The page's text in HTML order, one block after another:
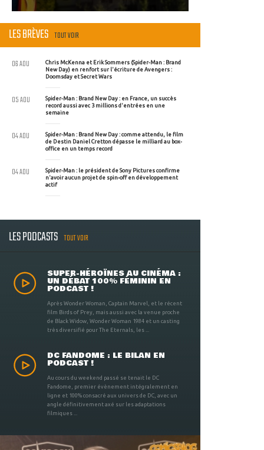
LES BRÈVES TOUT VOIR
Chris McKenna et Erik Sommers (Spider-Man : Brand
New Day) en renfort sur l'écriture de Avengers :
Doomsday et Secret Wars
06 AOU
Spider-Man : Brand New Day : en France, un succès
record aussi avec 3 millions d'entrées en une
semaine
05 AOU
Spider-Man : Brand New Day : comme attendu, le film
de Destin Daniel Cretton dépasse le milliard au box-
office en un temps record
04 AOU
Spider-Man : le président de Sony Pictures confirme
n'avoir aucun projet de spin-off en développement
actif
04 AOU
LES PODCASTS TOUT VOIR
SUPER-HÉROÏNES AU CINÉMA :
UN DÉBAT 100% FÉMININ EN
PODCAST !
Après Wonder Woman, Captain Marvel, et le récent
film Birds of Prey, mais aussi avec la venue proche
de Black Widow, Wonder Woman 1984 et un casting
très diversifié pour The Eternals, les ...
DC FANDOME : LE BILAN EN
PODCAST !
Au cours du weekend passé se tenait le DC
Fandome, premier évènement intégralement en
ligne et 100% consacré aux univers de DC, avec un
angle définitivement axé sur les adaptations
filmiques ...